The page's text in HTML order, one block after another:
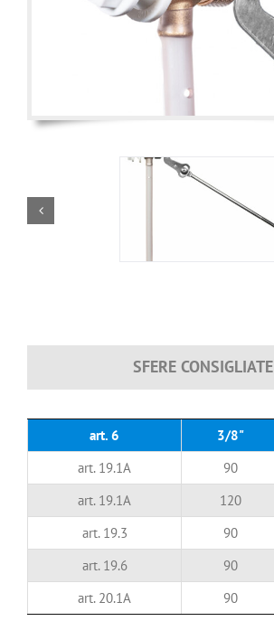
SFERE CONSIGLIATE
art. 6 3/8"
art. 19.1A
90
art. 19.1A
120
art. 19.3
90
art. 19.6
90
art. 20.1A
90